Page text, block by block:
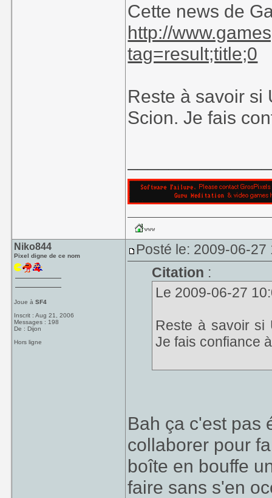
Cette news de
http://
tag=result;title;0
Reste à savoir si
Scion. Je fais
Niko844
Pixel digne de ce nom
Joue àSF4
Inscrit : Aug 21, 2006
Messages : 198
De : Dijon
Hors ligne
Posté le: 2009-06-27
Citation :
Le 2009-06-27
Reste à savoir si
Je fais confiance
Bah ça c'est pas
collaborer pour
boîte en bouffe
faire sans s'en